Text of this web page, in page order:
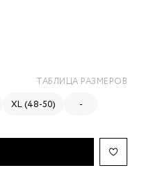
ТАБЛИЦА РАЗМЕРОВ
XL (48-50) -